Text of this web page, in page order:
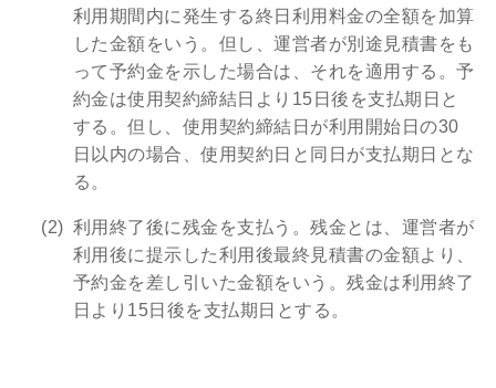
利用期間内に発生する終日利用料金の全額を加算
した金額をいう。但し、運営者が別途見積書をも
って予約金を示した場合は、それを適用する。予
約金は使用契約締結日より15日後を支払期日と
する。但し、使用契約締結日が利用開始日の30
日以内の場合、使用契約日と同日が支払期日とな
る。
利用終了後に残金を支払う。残金とは、運営者が
利用後に提示した利用後最終見積書の金額より、
予約金を差し引いた金額をいう。残金は利用終了
日より15日後を支払期日とする。